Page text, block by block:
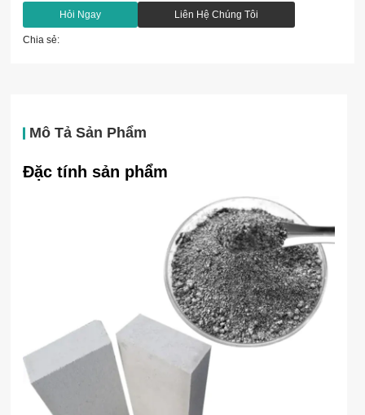
Hỏi Ngay Liên Hệ Chúng Tôi
Chia sẻ:
Mô Tả Sản Phẩm
Đặc tính sản phẩm